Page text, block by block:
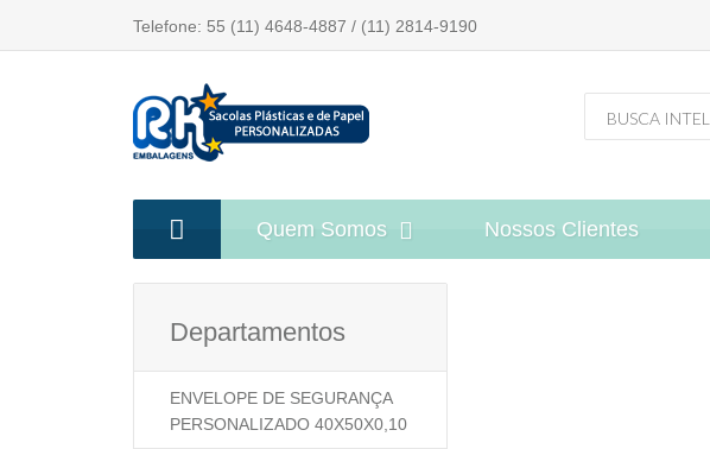
Telefone: 55 (11) 4648-4887 / (11) 2814-9190
Quem Somos Nossos Clientes
Departamentos
ENVELOPE DE SEGURANÇA
PERSONALIZADO 40X50X0,10